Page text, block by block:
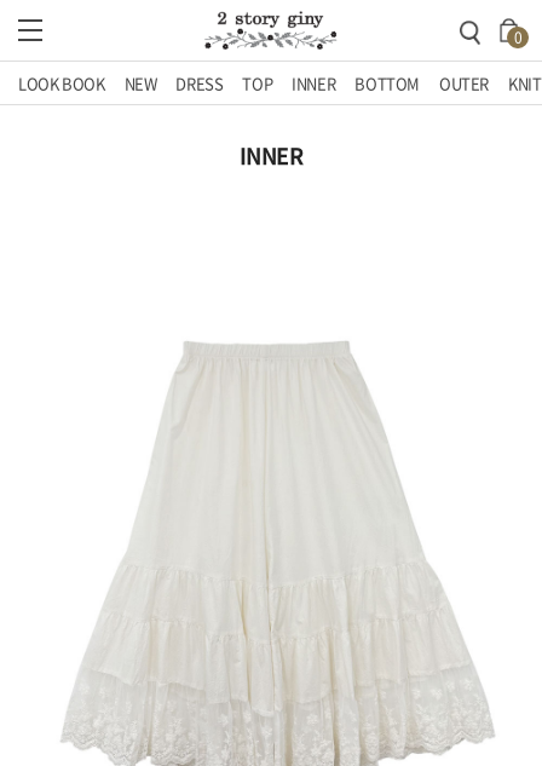
0
LOOK BOOK NEW DRESS TOP INNER BOTTOM OUTER KNIT
INNER